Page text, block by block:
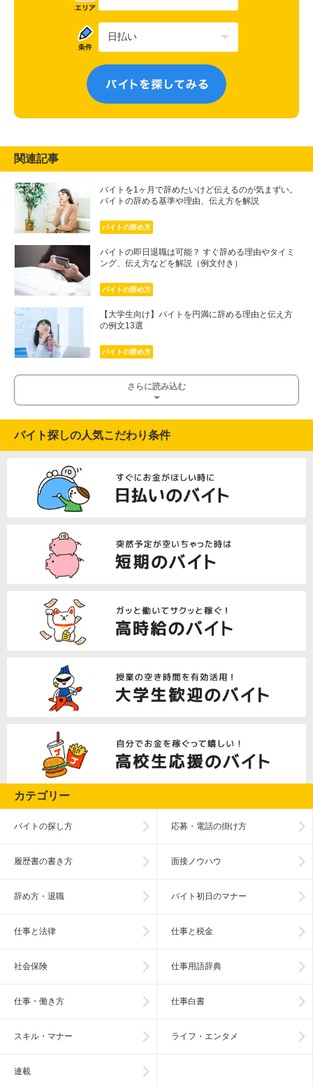
関連記事
バイトを1ヶ月で辞めたいけど伝えるのが気まずい。
バイトの辞める基準や理由、伝え方を解説
バイトの辞め方
バイトの即日退職は可能？ すぐ辞める理由やタイミ
ング、伝え方などを解説（例文付き）
バイトの辞め方
【大学生向け】バイトを円満に辞める理由と伝え方
の例文13選
バイトの辞め方
さらに読み込む
バイト探しの人気こだわり条件
カテゴリー
バイトの探し方 応募・電話の掛け方
履歴書の書き方 面接ノウハウ
辞め方・退職 バイト初日のマナー
仕事と法律 仕事と税金
社会保険 仕事用語辞典
仕事・働き方 仕事白書
スキル・マナー ライフ・エンタメ
連載